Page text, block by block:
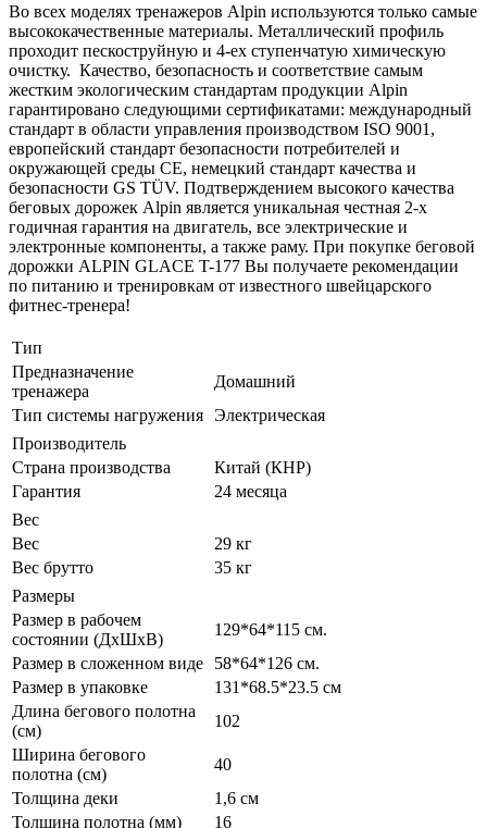
Во всех моделях тренажеров Alpin используются только самые
высококачественные материалы. Металлический профиль
проходит пескоструйную и 4-ех ступенчатую химическую
очистку. Качество, безопасность и соответствие самым
жестким экологическим стандартам продукции Alpin
гарантировано следующими сертификатами: международный
стандарт в области управления производством ISO 9001,
европейский стандарт безопасности потребителей и
окружающей среды CE, немецкий стандарт качества и
безопасности GS TÜV. Подтверждением высокого качества
беговых дорожек Alpin является уникальная честная 2-х
годичная гарантия на двигатель, все электрические и
электронные компоненты, а также раму. При покупке беговой
дорожки ALPIN GLACE T-177 Вы получаете рекомендации
по питанию и тренировкам от известного швейцарского
фитнес-тренера!
Тип
Предназначение
тренажера
Домашний
Тип системы нагружения Электрическая
Производитель
Страна производства
Китай (КНР)
Гарантия
24 месяца
Вес
Вес
29 кг
Вес брутто
35 кг
Размеры
Размер в рабочем
состоянии (ДxШxВ)
129*64*115 см.
Размер в сложенном виде
58*64*126 см.
Размер в упаковке
131*68.5*23.5 см
Длина бегового полотна
(см)
102
Ширина бегового
полотна (см)
40
Толщина деки
1,6 см
Толщина полотна (мм)
16